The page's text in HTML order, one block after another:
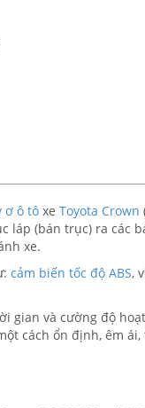
ơ ô tôxe Toyota Crown
(bán trục) ra các
xe.
cảm biến tốc độ ABS,
gian và cường độ
cách ổn định, êm